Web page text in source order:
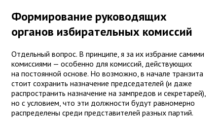
Формирование руководящих
органов избирательных комиссий
Отдельный вопрос. В принципе, я за их избрание самими
комиссиями — особенно для комиссий, действующих
на постоянной основе. Но возможно, в начале транзита
стоит сохранить назначение председателей (и даже
распространить назначение на зампредов и секретарей),
но с условием, что эти должности будут равномерно
распределены среди представителей разных партий.